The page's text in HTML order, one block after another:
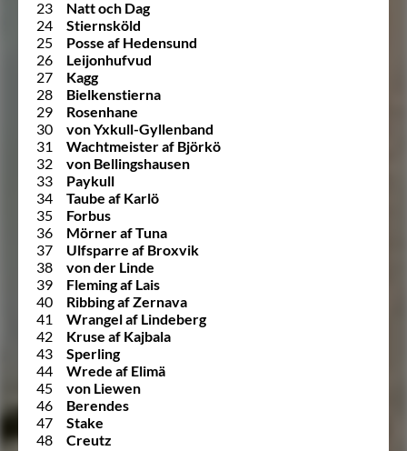
23
Natt och Dag
24
Stiernsköld
25
Posse af Hedensund
26
Leijonhufvud
27
Kagg
28
Bielkenstierna
29
Rosenhane
30
von Yxkull-Gyllenband
31
Wachtmeister af Björkö
32
von Bellingshausen
33
Paykull
34
Taube af Karlö
35
Forbus
36
Mörner af Tuna
37
Ulfsparre af Broxvik
38
von der Linde
39
Fleming af Lais
40
Ribbing af Zernava
41
Wrangel af Lindeberg
42
Kruse af Kajbala
43
Sperling
44
Wrede af Elimä
45
von Liewen
46
Berendes
47
Stake
48
Creutz